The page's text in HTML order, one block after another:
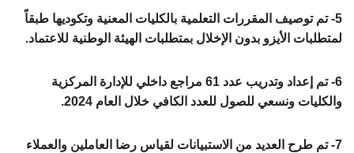
5- تم توصيف المقررات التعلمية بالكليات المعنية وتكوديها طبقاً
لمتطلبات الأيزو بدون الإخلال بمتطلبات الهيئة الوطنية للاعتماد.
6- تم إعداد وتدريب عدد 61 مراجع داخلي للإدارة المركزية
والكليات ونسعي للصول للعدد الكافي خلال العام 2024.
7- تم طرح العديد من الاستبيانات لقياس رضا العاملين والعملاء